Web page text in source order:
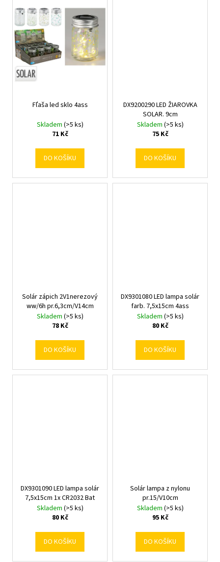
Fľaša led sklo 4ass
Skladem (>5 ks)
71 Kč
DO KOŠÍKU
DX9200290 LED ŽIAROVKA
SOLAR. 9cm
Skladem (>5 ks)
75 Kč
DO KOŠÍKU
Solár zápich 2V1nerezový
ww/6h pr.6,3cm/V14cm
Skladem (>5 ks)
78 Kč
DO KOŠÍKU
DX9301080 LED lampa solár
farb. 7,5x15cm 4ass
Skladem (>5 ks)
80 Kč
DO KOŠÍKU
DX9301090 LED lampa solár
7,5x15cm 1x CR2032 Bat
Skladem (>5 ks)
80 Kč
DO KOŠÍKU
Solár lampa z nylonu
pr.15/V10cm
Skladem (>5 ks)
95 Kč
DO KOŠÍKU
u
e
m